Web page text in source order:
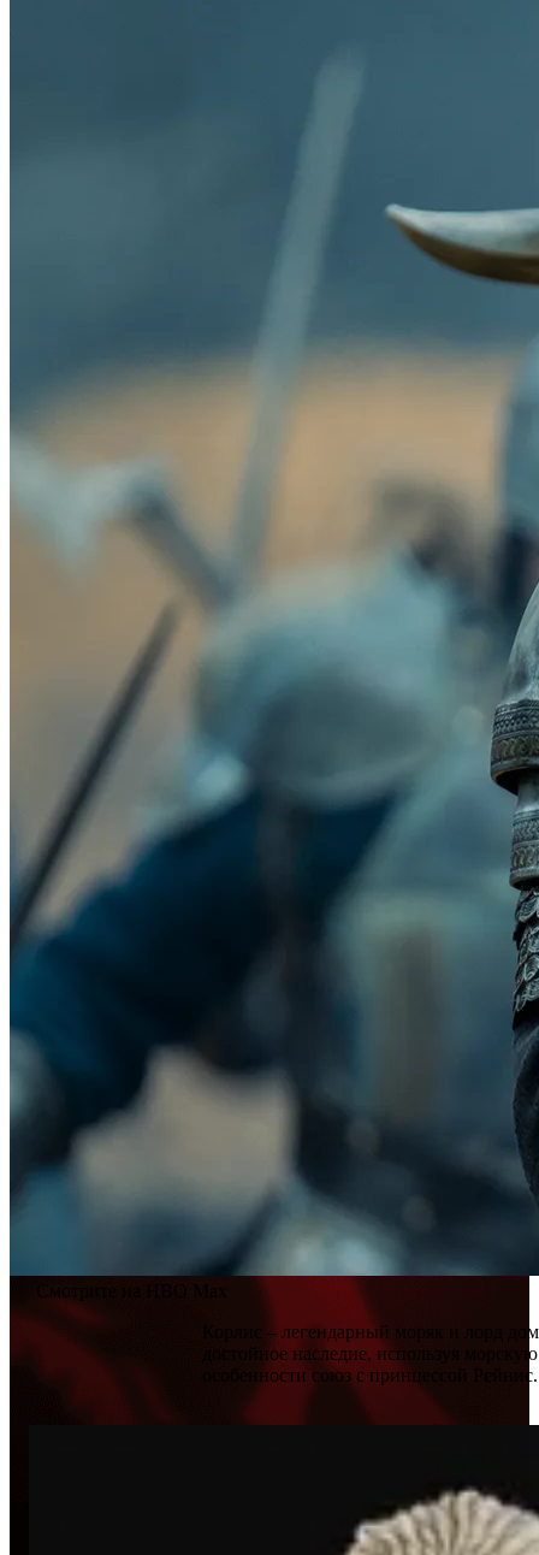
Смотрите на HBO Max
Корлис – легендарный моряк и лорд
достойное наследие, используя
особенности союз с принцессой Рейнис.